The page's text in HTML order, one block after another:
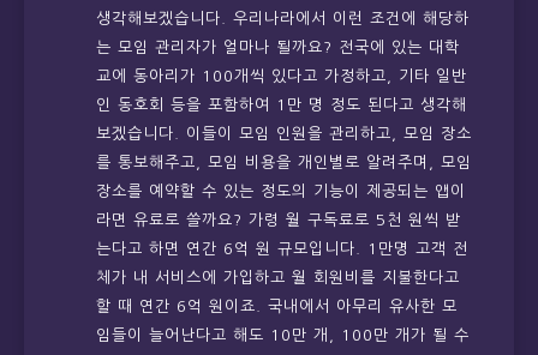
생각해보겠습니다. 우리나라에서 이런 조건에 해당하
는 모임 관리자가 얼마나 될까요? 전국에 있는 대학
교에 동아리가 100개씩 있다고 가정하고, 기타 일반
인 동호회 등을 포함하여 1만 명 정도 된다고 생각해
보겠습니다. 이들이 모임 인원을 관리하고, 모임 장소
를 통보해주고, 모임 비용을 개인별로 알려주며, 모임
장소를 예약할 수 있는 정도의 기능이 제공되는 앱이
라면 유료로 쓸까요? 가령 월 구독료로 5천 원씩 받
는다고 하면 연간 6억 원 규모입니다. 1만명 고객 전
체가 내 서비스에 가입하고 월 회원비를 지불한다고
할 때 연간 6억 원이죠. 국내에서 아무리 유사한 모
임들이 늘어난다고 해도 10만 개, 100만 개가 될 수